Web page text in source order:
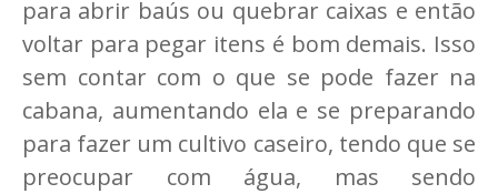
para abrir baús ou quebrar caixas e então
voltar para pegar itens é bom demais. Isso
sem contar com o que se pode fazer na
cabana, aumentando ela e se preparando
para fazer um cultivo caseiro, tendo que se
preocupar com água, mas sendo